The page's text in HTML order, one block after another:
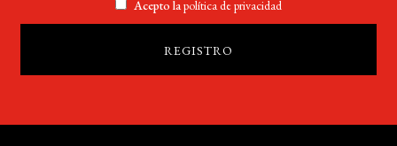
Acepto lapolítica de privacidad